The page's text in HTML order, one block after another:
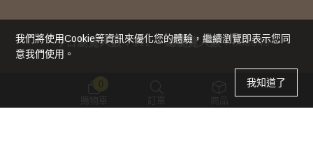
今日瀏覽人數：122 總瀏覽人數：338649
0
我們將使用cookie等資訊來優化您的體驗，繼續瀏覽即表示您同
意我們使用。